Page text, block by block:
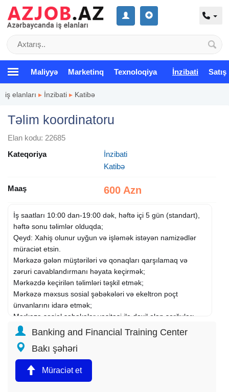
Maliyyə Marketinq Texnoloqiya İnzibati Satış
iş elanları ▸ İnzibati ▸ Katibə
Təlim koordinatoru
Elan kodu: 22685
Kateqoriya
İnzibati
Katibə
Maaş 600 Azn
İş saatları 10:00 dan-19:00 dək, həftə içi 5 gün (standart),
həftə sonu təlimlər olduqda;
Qeyd: Xahiş olunur uyğun və işləmək istəyən namizədlər
müraciət etsin.
Mərkəzə gələn müştəriləri və qonaqları qarşılamaq və
zəruri cavablandırmanı həyata keçirmək;
Mərkəzdə keçirilən təlimləri təşkil etmək;
Mərkəzə məxsus sosial şəbəkələri və ekeltron poçt
ünvanlarını idarə etmək;
Mərkəzə sosial şəbəkələr vasitəsi ilə daxil olan sorğuları
vaxtında və doğru cavabandırmaq;
Mərkəzin avadanlıq və texnikalarını ehtiyatla istifadə etmək
və qorumaq;
Müştərilərlə əməkdaşlığın hüquqi formada təşkilini təmin
etmək;
Əmək haqqı: 400-600 AZN
Banking and Financial Training Center
Bakı şəhəri
Müraciət et